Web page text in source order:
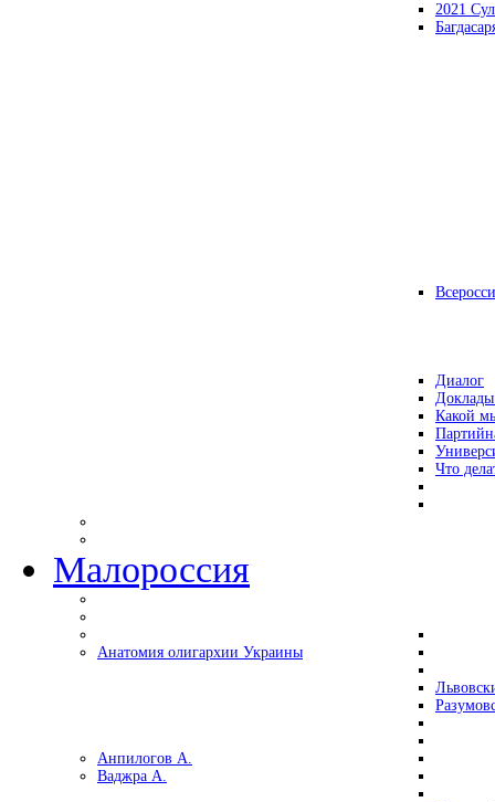
2021
Диалог
Какой
Что
Малороссия
Анатомия олигархии Украины
Анпилогов А.
Ваджра А.